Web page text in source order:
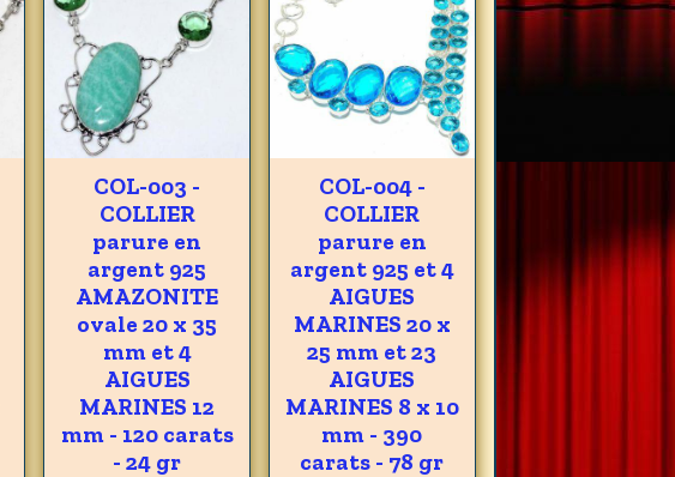
COL-003 -
COLLIER
parure en
argent 925
AMAZONITE
ovale 20 x 35
mm et 4
AIGUES
MARINES 12
mm - 120 carats
- 24 gr
COL-004 -
COLLIER
parure en
argent 925 et 4
AIGUES
MARINES 20 x
25 mm et 23
AIGUES
MARINES 8 x 10
mm - 390
carats - 78 gr